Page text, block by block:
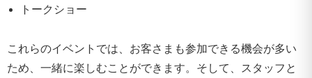
トークショー
これらのイベントでは、お客さまも参加できる機会が多い
ため、一緒に楽しむことができます。そして、スタッフと